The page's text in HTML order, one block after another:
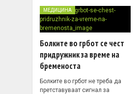
МЕДИЦИНА
Болките во грбот се чест
придружник за време на
бременоста
Болките во грбот не треба да
претставуваат сигнал за